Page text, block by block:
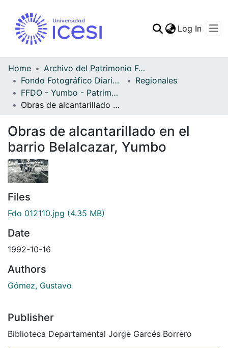
Statistics
Log In
Home
Archivo del Patrimonio Fotográfico y Fílmico del Valle del Cauca
Fondo Fotográfico Diario Occidente
Regionales
FFDO - Yumbo - Patrimonial
Obras de alcantarillado en el barrio Belalcazar, Yumbo
Obras de alcantarillado en el
barrio Belalcazar, Yumbo
Files
Fdo 012110.jpg (4.35 MB)
Date
1992-10-16
Authors
Gómez, Gustavo
Publisher
Biblioteca Departamental Jorge Garcés Borrero